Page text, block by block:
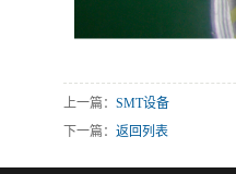
上一篇： SMT设备
下一篇： 返回列表